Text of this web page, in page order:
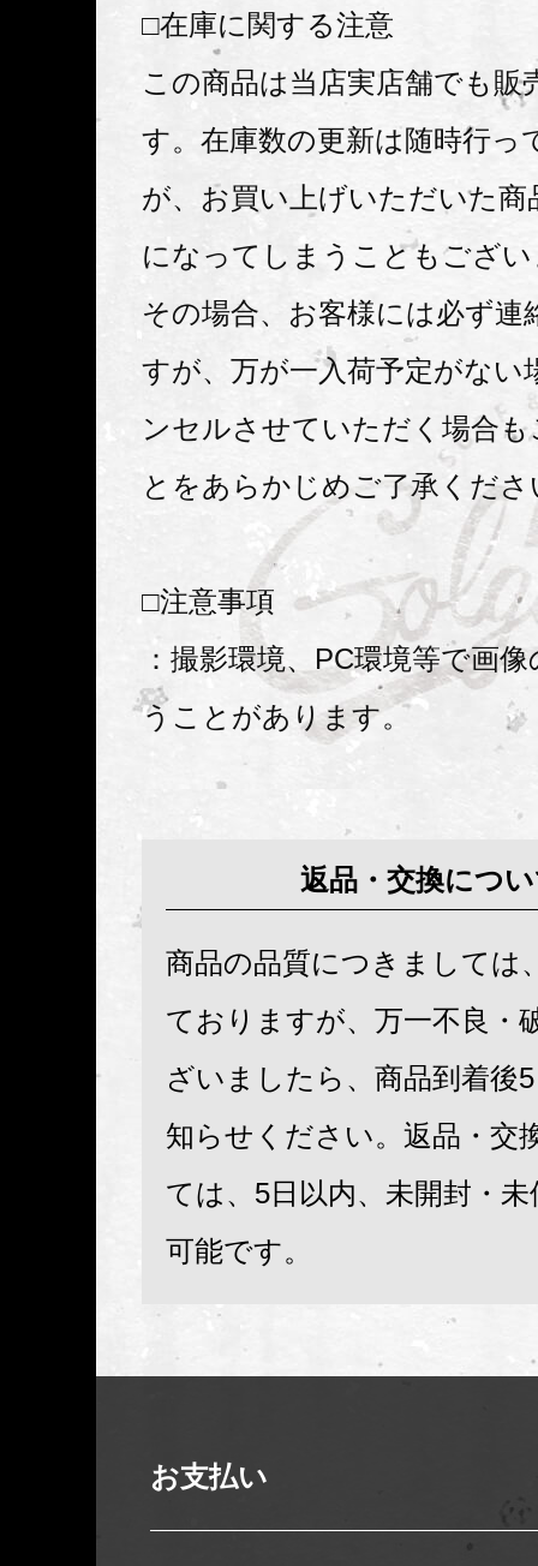
□在庫に関する注意
この商品は当店実店舗でも販
す。在庫数の更新は随時行っ
が、お買い上げいただいた商
になってしまうこともござ
その場合、お客様には必ず連
すが、万が一入荷予定がない
ンセルさせていただく場合
とをあらかじめご了承くださ
□注意事項
：撮影環境、PC環境等で画
うことがあります。
返品・交換につ
商品の品質につきましては
ておりますが、万一不良・
ざいましたら、商品到着後
知らせください。返品・交
ては、5日以内、未開封・
可能です。
お支払い